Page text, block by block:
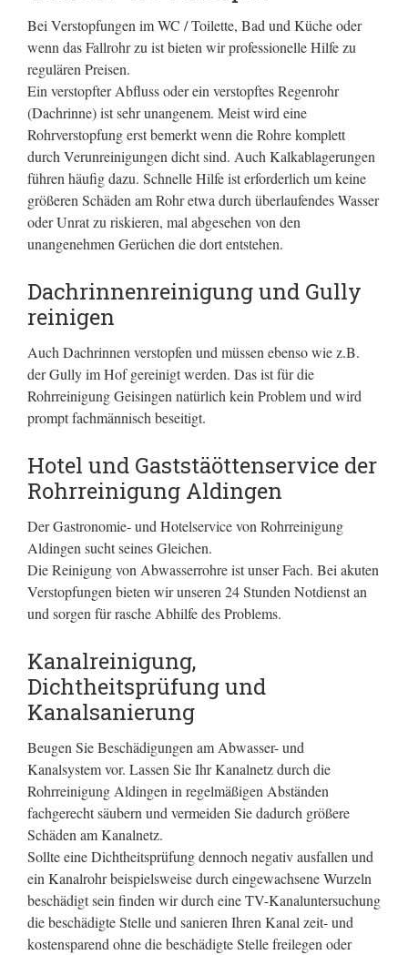
Bei Verstopfungen im WC / Toilette, Bad und Küche oder
wenn das Fallrohr zu ist bieten wir professionelle Hilfe zu
regulären Preisen.
Ein verstopfter Abfluss oder ein verstopftes Regenrohr
(Dachrinne) ist sehr unangenem. Meist wird eine
Rohrverstopfung erst bemerkt wenn die Rohre komplett
durch Verunreinigungen dicht sind. Auch Kalkablagerungen
führen häufig dazu. Schnelle Hilfe ist erforderlich um keine
größeren Schäden am Rohr etwa durch überlaufendes Wasser
oder Unrat zu riskieren, mal abgesehen von den
unangenehmen Gerüchen die dort entstehen.
Dachrinnenreinigung und Gully
reinigen
Auch Dachrinnen verstopfen und müssen ebenso wie z.B.
der Gully im Hof gereinigt werden. Das ist für die
Rohrreinigung Geisingen natürlich kein Problem und wird
prompt fachmännisch beseitigt.
Hotel und Gaststäöttenservice der
Rohrreinigung Aldingen
Der Gastronomie- und Hotelservice von Rohrreinigung
Aldingen sucht seines Gleichen.
Die Reinigung von Abwasserrohre ist unser Fach. Bei akuten
Verstopfungen bieten wir unseren 24 Stunden Notdienst an
und sorgen für rasche Abhilfe des Problems.
Kanalreinigung,
Dichtheitsprüfung und
Kanalsanierung
Beugen Sie Beschädigungen am Abwasser- und
Kanalsystem vor. Lassen Sie Ihr Kanalnetz durch die
Rohrreinigung Aldingen in regelmäßigen Abständen
fachgerecht säubern und vermeiden Sie dadurch größere
Schäden am Kanalnetz.
Sollte eine Dichtheitsprüfung dennoch negativ ausfallen und
ein Kanalrohr beispielsweise durch eingewachsene Wurzeln
beschädigt sein finden wir durch eine TV-Kanaluntersuchung
die beschädigte Stelle und sanieren Ihren Kanal zeit- und
kostensparend ohne die beschädigte Stelle freilegen oder